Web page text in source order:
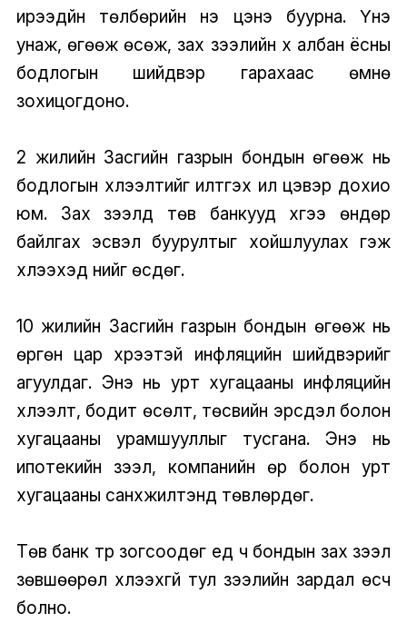
ирээдүйн төлбөрийн үнэ цэнэ буурна. Үнэ
унаж, өгөөж өсөж, зах зээлийн хүү албан ёсны
бодлогын шийдвэр гарахаас өмнө
зохицогдоно.
2 жилийн Засгийн газрын бондын өгөөж нь
бодлогын хүлээлтийг илтгэх илүү цэвэр дохио
юм. Зах зээлүүд төв банкууд хүүгээ өндөр
байлгах эсвэл буурултыг хойшлуулах гэж
хүлээхэд үүнийг өсдөг.
10 жилийн Засгийн газрын бондын өгөөж нь
өргөн цар хүрээтэй инфляцийн шийдвэрийг
агуулдаг. Энэ нь урт хугацааны инфляцийн
хүлээлт, бодит өсөлт, төсвийн эрсдэл болон
хугацааны урамшууллыг тусгана. Энэ нь
ипотекийн зээл, компанийн өр болон урт
хугацааны санхүүжилтэнд төвлөрдөг.
Төв банк түр зогсоодөг үед ч бондын зах зээл
зөвшөөрөл хүлээхгүй тул зээлийн зардал өсч
болно.